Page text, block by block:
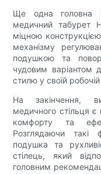
Ще одна головна
медичний табурет
міцною
механізму
подушкою та
чудовим варіантом
стилю у своїй робочій
На закінчення,
медичного стільця
комфорту та
Розглядаючи такі
подушка та
стілець, який
головним